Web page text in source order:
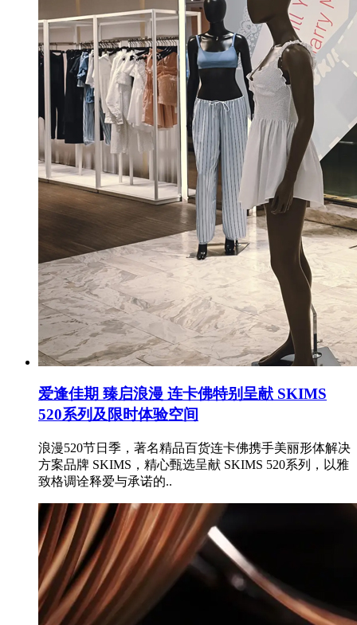
爱逢佳期 臻启浪漫 连卡佛特别呈献 SKIMS
520系列及限时体验空间
浪漫520节日季，著名精品百货连卡佛携手美丽形体解决
方案品牌 SKIMS，精心甄选呈献 SKIMS 520系列，以雅
致格调诠释爱与承诺的..